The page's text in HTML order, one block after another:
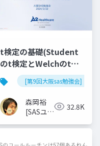
t検定の基礎(Student
のt検定とWelchのt検
定)
[第9回大阪sas勉強会]
森岡裕
[SASユー
世話人]
32.8K